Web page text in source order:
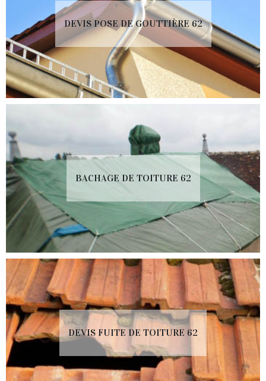
DEVIS POSE DE GOUTTIÈRE 62
BACHAGE DE TOITURE 62
DEVIS FUITE DE TOITURE 62